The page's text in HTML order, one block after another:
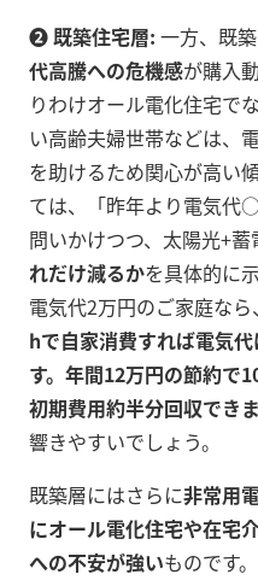
➋ 既築住宅層: 一方、既
代高騰への危機感が購入
りわけオール電化住宅で
い高齢夫婦世帯などは、
を助けるため関心が高い
ては、「昨年より電気代
問いかけつつ、太陽光+蓄
れだけ減るかを具体的に
電気代2万円のご家庭なら、
hで自家消費すれば電気
す。年間12万円の節約で
初期費用約半分回収できま
響きやすいでしょう。
既築層にはさらに非常用
にオール電化住宅や在宅
への不安が強いものです。